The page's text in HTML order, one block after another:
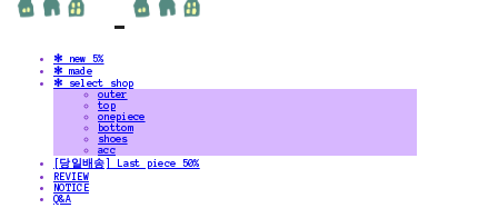
✻ new 5%
✻ made
✻ select shop
outer
top
onepiece
bottom
shoes
acc
[당일배송] Last piece 50%
REVIEW
NOTICE
Q&A